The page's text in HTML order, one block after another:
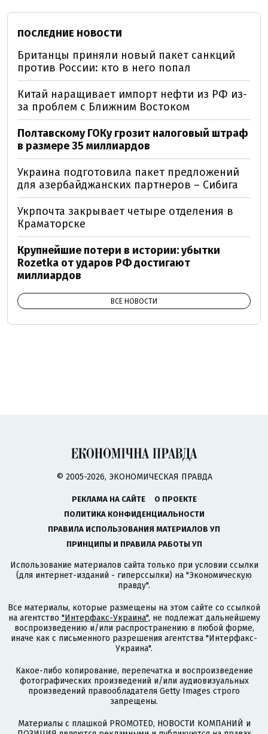
ПОСЛЕДНИЕ НОВОСТИ
Британцы приняли новый пакет санкций
против России: кто в него попал
Китай наращивает импорт нефти из РФ из-
за проблем с Ближним Востоком
Полтавскому ГОКу грозит налоговый штраф
в размере 35 миллиардов
Украина подготовила пакет предложений
для азербайджанских партнеров – Сибига
Укрпочта закрывает четыре отделения в
Краматорске
Крупнейшие потери в истории: убытки
Rozetka от ударов РФ достигают
миллиардов
ВСЕ НОВОСТИ
© 2005-2026, ЭКОНОМИЧЕСКАЯ ПРАВДА
РЕКЛАМА НА САЙТЕ
О ПРОЕКТЕ
ПОЛИТИКА КОНФИДЕНЦИАЛЬНОСТИ
ПРАВИЛА ИСПОЛЬЗОВАНИЯ МАТЕРИАЛОВ УП
ПРИНЦИПЫ И ПРАВИЛА РАБОТЫ УП
Использование материалов сайта только при условии ссылки
(для интернет-изданий - гиперссылки) на "Экономическую
правду".
Все материалы, которые размещены на этом сайте со ссылкой
на агентство "Интерфакс-Украина", не подлежат дальнейшему
воспроизведению и/или распространению в любой форме,
иначе как с письменного разрешения агентства "Интерфакс-
Украина".
Какое-либо копирование, перепечатка и воспроизведение
фотографических произведений и/или аудиовизуальных
произведений правообладателя Getty Images строго
запрещены.
Материалы с плашкой PROMOTED, НОВОСТИ КОМПАНИЙ и